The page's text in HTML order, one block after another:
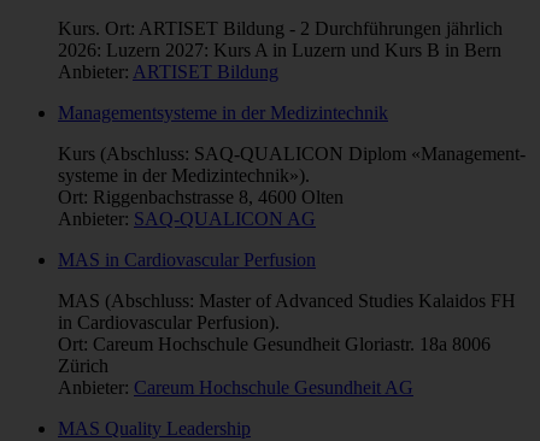
Kurs. Ort: ARTISET Bildung - 2 Durchführungen jährlich
2026: Luzern 2027: Kurs A in Luzern und Kurs B in Bern
Anbieter: ARTISET Bildung
Managementsysteme in der Medizintechnik
Kurs (Abschluss: SAQ-QUA­LI­CON Di­plom «Ma­nage­ment­
sy­ste­me in der Me­di­zin­tech­nik»).
Ort: Riggenbachstrasse 8, 4600 Olten
Anbieter: SAQ-QUALICON AG
MAS in Cardiovascular Perfusion
MAS (Abschluss: Master of Advanced Studies Kalaidos FH
in Cardiovascular Perfusion).
Ort: Careum Hochschule Gesundheit Gloriastr. 18a 8006
Zürich
Anbieter: Careum Hochschule Gesundheit AG
MAS Quality Leadership